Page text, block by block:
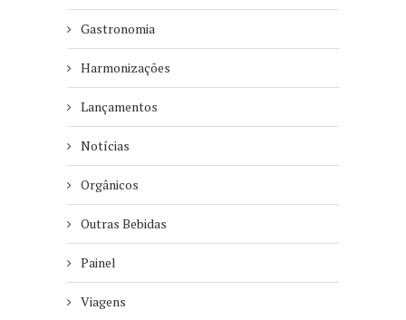
Gastronomia
Harmonizações
Lançamentos
Notícias
Orgânicos
Outras Bebidas
Painel
Viagens